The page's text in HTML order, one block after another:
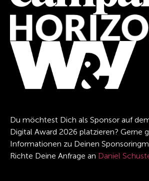
Du möchtest Dich als Sponsor auf
Digital Award 2026 platzieren? Gerne
Informationen zu Deinen
Richte Deine Anfrage an Daniel